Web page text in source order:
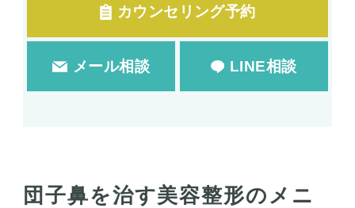
カウンセリング予約
メール相談 LINE相談
団子鼻を治す美容整形のメニ